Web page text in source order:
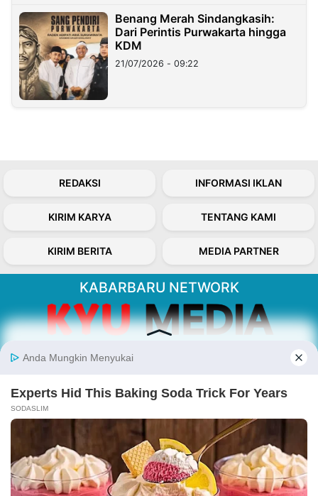
Benang Merah Sindangkasih:
Dari Perintis Purwakarta hingga
KDM
21/07/2026 - 09:22
REDAKSI INFORMASI IKLAN
KIRIM KARYA TENTANG KAMI
KIRIM BERITA MEDIA PARTNER
KABARBARU NETWORK
Kabarbaru.co menyajikan berita aktual dan
serta terverifikasi dari sumber yang tepat.
Follow Kabarbaru